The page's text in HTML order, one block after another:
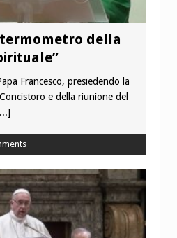
termometro della
Francesco, presiedendo la
e della riunione del